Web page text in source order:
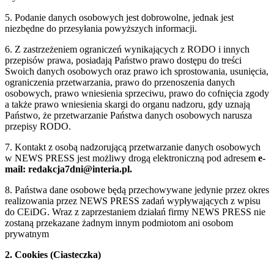
5. Podanie danych osobowych jest dobrowolne, jednak jest
niezbędne do przesyłania powyższych informacji.
6. Z zastrzeżeniem ograniczeń wynikających z RODO i innych
przepisów prawa, posiadają Państwo prawo dostępu do treści
Swoich danych osobowych oraz prawo ich sprostowania, usunięcia,
ograniczenia przetwarzania, prawo do przenoszenia danych
osobowych, prawo wniesienia sprzeciwu, prawo do cofnięcia zgody
a także prawo wniesienia skargi do organu nadzoru, gdy uznają
Państwo, że przetwarzanie Państwa danych osobowych narusza
przepisy RODO.
7. Kontakt z osobą nadzorującą przetwarzanie danych osobowych
w NEWS PRESS jest możliwy drogą elektroniczną pod adresem e-
mail: redakcja7dni@interia.pl.
8. Państwa dane osobowe będą przechowywane jedynie przez okres
realizowania przez NEWS PRESS zadań wypływających z wpisu
do CEiDG. Wraz z zaprzestaniem działań firmy NEWS PRESS nie
zostaną przekazane żadnym innym podmiotom ani osobom
prywatnym
2. Cookies (Ciasteczka)